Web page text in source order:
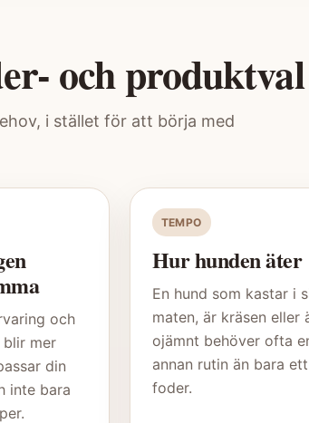
och produktval
i stället för att börja med
och
mer
din
inte bara
TEMPO
Hur hunden äter
En hund som kastar i
maten, är kräsen eller
ojämnt behöver ofta
annan rutin än bara
foder.